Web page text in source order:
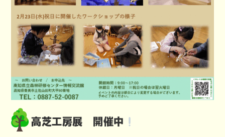
高芝工房展 開催中